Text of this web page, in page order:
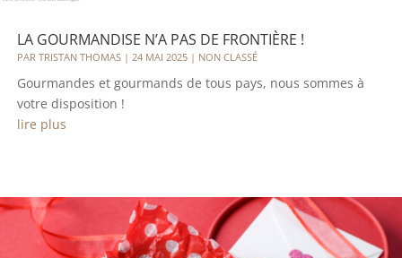
LA GOURMANDISE N’A PAS DE FRONTIÈRE !
PAR TRISTAN THOMAS | 24 MAI 2025 | NON CLASSÉ
Gourmandes et gourmands de tous pays, nous sommes à
votre disposition !
lire plus